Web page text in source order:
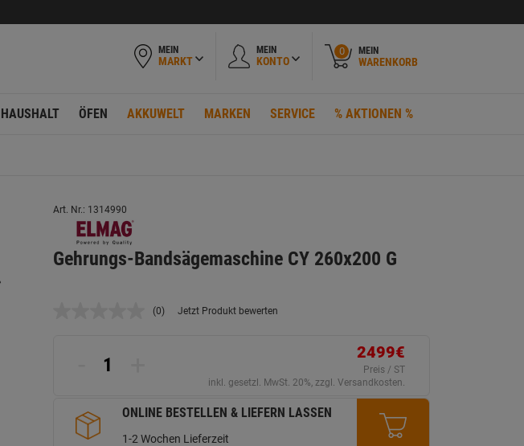
MEIN
MARKT
MEIN
KONTO
0 MEIN
WARENKORB
HAUSHALT ÖFEN AKKUWELT MARKEN SERVICE % AKTIONEN %
Art. Nr.: 1314990
Gehrungs-Bandsägemaschine CY 260x200 G
Kein
(0) Jetzt Produkt bewerten
2499€
Preis / ST
inkl. gesetzl. MwSt. 20%, zzgl. Versandkosten.
ONLINE BESTELLEN & LIEFERN LASSEN
1-2 Wochen Lieferzeit